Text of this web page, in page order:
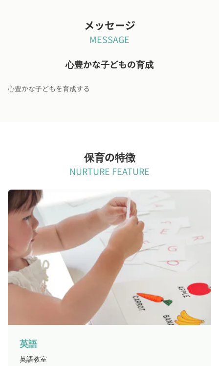
メッセージ
MESSAGE
心豊かな子どもの育成
心豊かな子どもを育成する
保育の特徴
NURTURE FEATURE
英語
英語教室